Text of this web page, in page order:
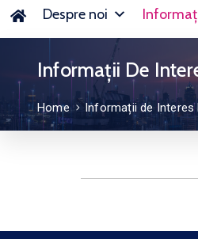
Despre noi
Informații De
Home Informații de Interes